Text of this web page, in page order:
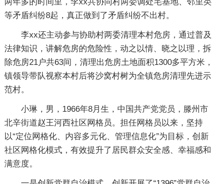
等矛盾纠纷8起，真正做到了矛盾纠纷不出村。
李xx还主动参与协助村两委清理本村危房，通过普及
法律知识，讲解危房的危险性，动之以情、晓之以理，拆
除危房21户共63间，清理出危房土地面积1300多平方米，
镇领导带队视察本村后将沙窝村树为全镇危房清理先进示
范村。
小琳，男，1966年8月生，中国共产党党员，滕州市
北辛街道赵王河西社区网格员。担任网格员以来，坚持
以“定位网格化、内容多元化、管理信息化”为目标，创新
社区网格化模式，有效提升了居民群众安全感、幸福感和
满意度。